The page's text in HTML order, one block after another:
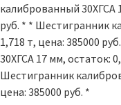
калиброванный 30ХГСА
руб. * * Шестигранник
1,718 т, цена: 385000
30ХГСА 17 мм, остаток:
Шестигранник
цена: 385000 руб. *